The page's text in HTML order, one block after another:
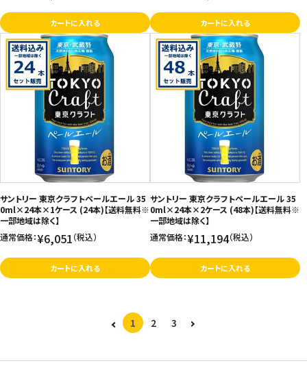
カートに入れる カートに入れる
サントリー 東京クラフトペールエール 35
0ml×24本×1ケース (24本)【送料無料※
一部地域は除く】
通常価格：¥6,051（税込）
カートに入れる
サントリー 東京クラフトペールエール 35
0ml×24本×2ケース (48本)【送料無料※
一部地域は除く】
通常価格：¥11,194（税込）
カートに入れる
1 2 3